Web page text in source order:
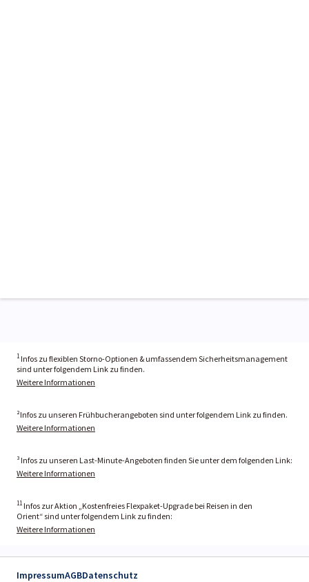
1 Infos zu flexiblen Storno-Optionen & umfassendem Sicherheitsmanagement
sind unter folgendem Link zu finden.
Weitere Informationen
²Infos zu unseren Frühbucherangeboten sind unter folgendem Link zu finden.
Weitere Informationen
³ Infos zu unseren Last-Minute-Angeboten finden Sie unter dem folgenden Link:
Weitere Informationen
11 Infos zur Aktion „Kostenfreies Flexpaket-Upgrade bei Reisen in den
Orient“ sind unter folgendem Link zu finden:
Weitere Informationen
ImpressumAGBDatenschutz